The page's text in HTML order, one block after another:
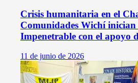
Crisis humanitaria en el
Comunidades Wichí inician
Impenetrable con el apoyo
11 de junio de 2026